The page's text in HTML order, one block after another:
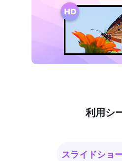
利用シ
スライドショ